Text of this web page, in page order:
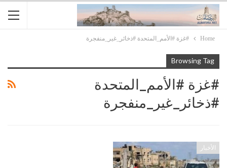
Home #غزة #الأمم_المتحدة #ذخائر_غير_منفجرة
Browsing Tag
#غزة #الأمم_المتحدة
#ذخائر_غير_منفجرة
الأخبار